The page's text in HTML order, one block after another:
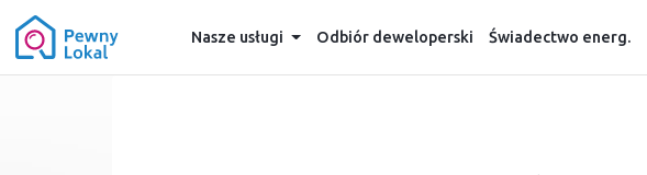
Nasze usługi Odbiór deweloperski Świadectwo energ.